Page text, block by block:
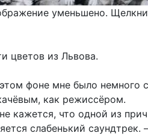
уменьшено.
цветов из Львова.
фоне мне было немного
как режиссёром.
кажется, что одной из
слабенький